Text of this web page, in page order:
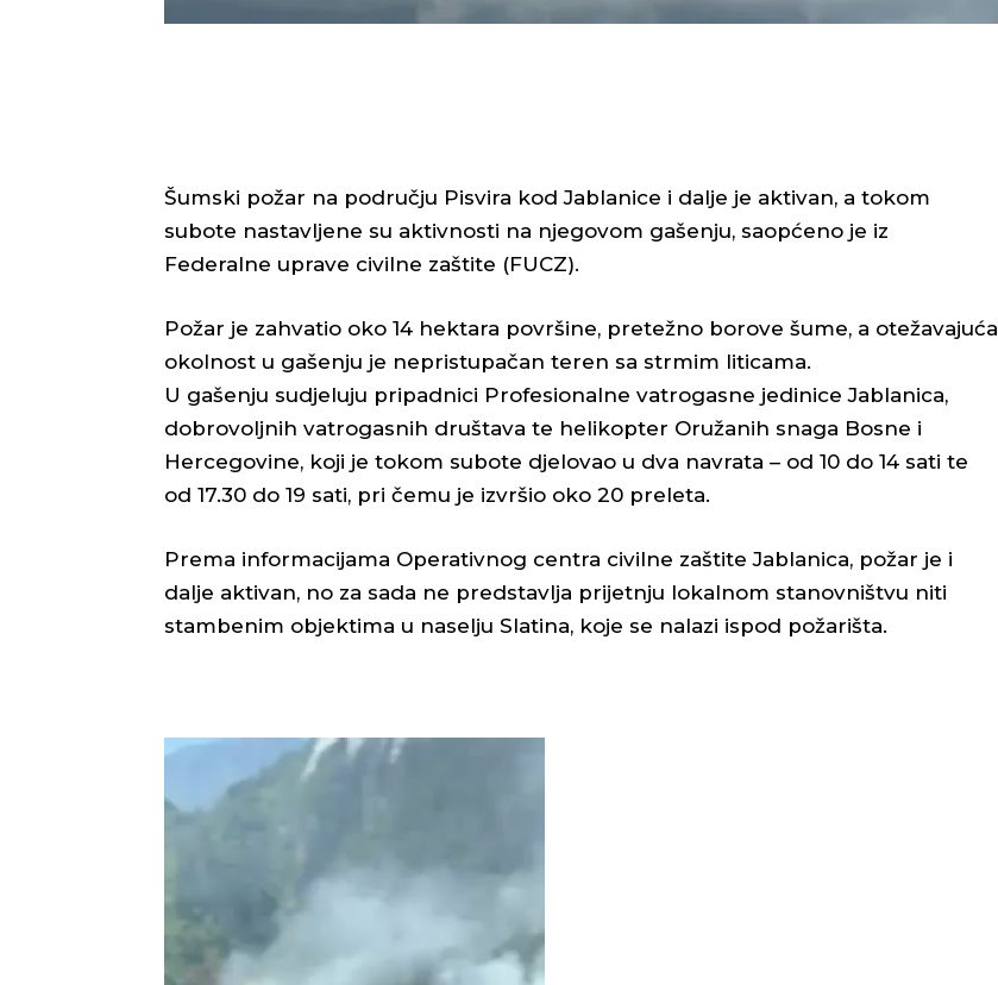
Šumski požar na području Pisvira kod Jablanice i dalje je aktivan, a tokom
subote nastavljene su aktivnosti na njegovom gašenju, saopćeno je iz
Federalne uprave civilne zaštite (FUCZ).
Požar je zahvatio oko 14 hektara površine, pretežno borove šume, a otežavajuća
okolnost u gašenju je nepristupačan teren sa strmim liticama.
U gašenju sudjeluju pripadnici Profesionalne vatrogasne jedinice Jablanica,
dobrovoljnih vatrogasnih društava te helikopter Oružanih snaga Bosne i
Hercegovine, koji je tokom subote djelovao u dva navrata – od 10 do 14 sati te
od 17.30 do 19 sati, pri čemu je izvršio oko 20 preleta.
Prema informacijama Operativnog centra civilne zaštite Jablanica, požar je i
dalje aktivan, no za sada ne predstavlja prijetnju lokalnom stanovništvu niti
stambenim objektima u naselju Slatina, koje se nalazi ispod požarišta.
V
P